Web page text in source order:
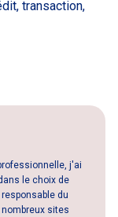
transaction,
j'ai
le choix de
du
sites